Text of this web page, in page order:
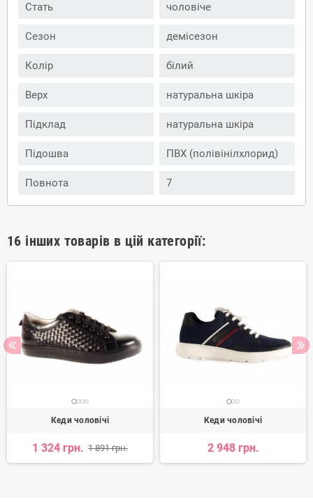
Стать чоловіче
Сезон демісезон
Колір білий
Верх натуральна шкіра
Підклад натуральна шкіра
Підошва ПВХ (полівінілхлорид)
Повнота 7
16 інших товарів в цій категорії:
Кеди чоловічі
1 324 грн. 1 891 грн.
Кеди чоловічі
2 948 грн.